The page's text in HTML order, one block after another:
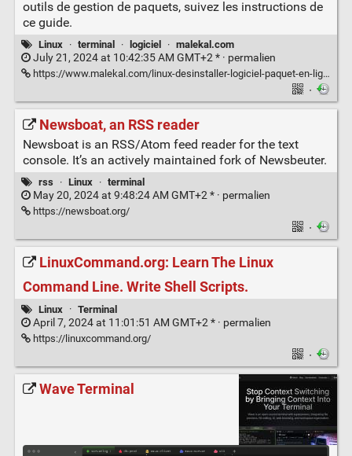
outils de gestion de paquets, suivez les instructions de
ce guide.
Linux · terminal · logiciel · malekal.com
July 21, 2024 at 10:42:35 AM GMT+2 * · permalien
https://www.malekal.com/linux-desinstaller-logiciel-paquet-en-ligne-la-ligne-de-commande/
·
Newsboat, an RSS reader
Newsboat is an RSS/Atom feed reader for the text
console. It’s an actively maintained fork of Newsbeuter.
rss · Linux · terminal
May 20, 2024 at 9:48:24 AM GMT+2 * · permalien
https://newsboat.org/
·
LinuxCommand.org: Learn The Linux
Command Line. Write Shell Scripts.
Linux · Terminal
April 7, 2024 at 11:01:51 AM GMT+2 * · permalien
https://linuxcommand.org/
·
Wave Terminal